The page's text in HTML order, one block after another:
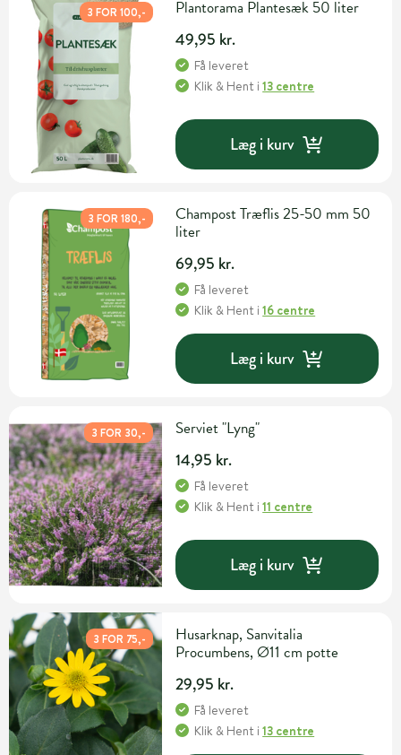
3 FOR 100,- Plantorama Plantesæk 50 liter
49,95 kr.
Få leveret
Klik & Hent i13 centre
Læg i kurv
3 FOR 180,-
Champost Træflis 25-50 mm 50
liter
69,95 kr.
Få leveret
Klik & Hent i16 centre
Læg i kurv
3 FOR 30,- Serviet "Lyng"
14,95 kr.
Få leveret
Klik & Hent i11 centre
Læg i kurv
3 FOR 75,-
Husarknap, Sanvitalia
Procumbens, Ø11 cm potte
29,95 kr.
Få leveret
Klik & Hent i13 centre